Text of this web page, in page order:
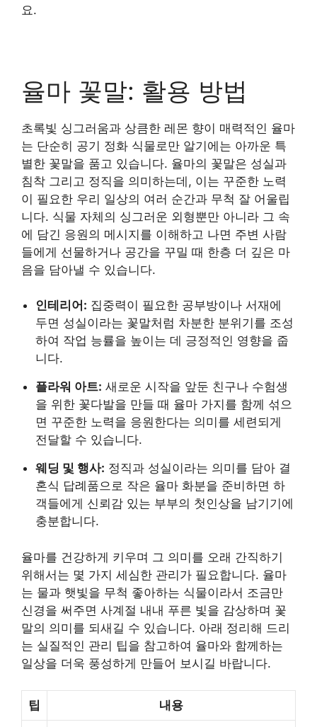
요.
율마 꽃말: 활용 방법
초록빛 싱그러움과 상큼한 레몬 향이 매력적인 율마
는 단순히 공기 정화 식물로만 알기에는 아까운 특
별한 꽃말을 품고 있습니다. 율마의 꽃말은 성실과
침착 그리고 정직을 의미하는데, 이는 꾸준한 노력
이 필요한 우리 일상의 여러 순간과 무척 잘 어울립
니다. 식물 자체의 싱그러운 외형뿐만 아니라 그 속
에 담긴 응원의 메시지를 이해하고 나면 주변 사람
들에게 선물하거나 공간을 꾸밀 때 한층 더 깊은 마
음을 담아낼 수 있습니다.
인테리어: 집중력이 필요한 공부방이나 서재에
두면 성실이라는 꽃말처럼 차분한 분위기를 조성
하여 작업 능률을 높이는 데 긍정적인 영향을 줍
니다.
플라워 아트: 새로운 시작을 앞둔 친구나 수험생
을 위한 꽃다발을 만들 때 율마 가지를 함께 섞으
면 꾸준한 노력을 응원한다는 의미를 세련되게
전달할 수 있습니다.
웨딩 및 행사: 정직과 성실이라는 의미를 담아 결
혼식 답례품으로 작은 율마 화분을 준비하면 하
객들에게 신뢰감 있는 부부의 첫인상을 남기기에
충분합니다.
율마를 건강하게 키우며 그 의미를 오래 간직하기
위해서는 몇 가지 세심한 관리가 필요합니다. 율마
는 물과 햇빛을 무척 좋아하는 식물이라서 조금만
신경을 써주면 사계절 내내 푸른 빛을 감상하며 꽃
말의 의미를 되새길 수 있습니다. 아래 정리해 드리
는 실질적인 관리 팁을 참고하여 율마와 함께하는
일상을 더욱 풍성하게 만들어 보시길 바랍니다.
팁 내용